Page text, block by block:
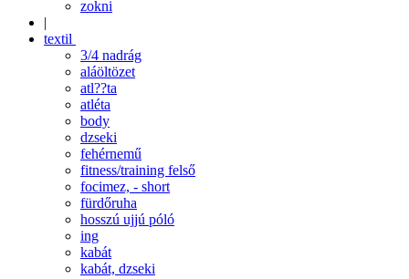
zokni
|
textil
3/4 nadrág
aláöltözet
atl??ta
atléta
body
dzseki
fehérnemű
fitness/training felső
focimez, - short
fürdőruha
hosszú ujjú póló
ing
kabát
kabát, dzseki